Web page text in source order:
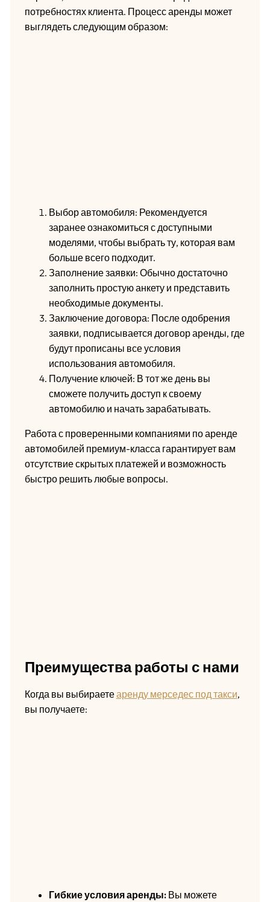
потребностях клиента. Процесс аренды может
выглядеть следующим образом:
Выбор автомобиля: Рекомендуется
заранее ознакомиться с доступными
моделями, чтобы выбрать ту, которая вам
больше всего подходит.
Заполнение заявки: Обычно достаточно
заполнить простую анкету и представить
необходимые документы.
Заключение договора: После одобрения
заявки, подписывается договор аренды, где
будут прописаны все условия
использования автомобиля.
Получение ключей: В тот же день вы
сможете получить доступ к своему
автомобилю и начать зарабатывать.
Работа с проверенными компаниями по аренде
автомобилей премиум-класса гарантирует вам
отсутствие скрытых платежей и возможность
быстро решить любые вопросы.
Преимущества работы с нами
Когда вы выбираетеаренду мерседес под такси,
вы получаете:
Гибкие условия аренды:Вы можете